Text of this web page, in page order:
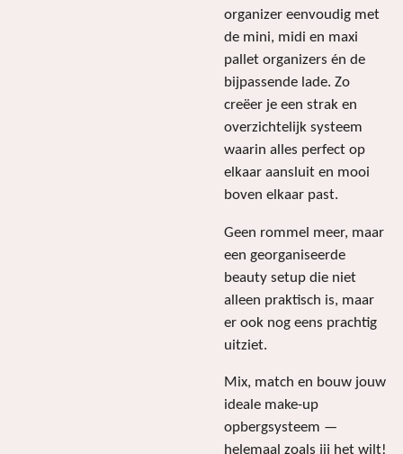
organizer eenvoudig met
de mini, midi en maxi
pallet organizers én de
bijpassende lade. Zo
creëer je een strak en
overzichtelijk systeem
waarin alles perfect op
elkaar aansluit en mooi
boven elkaar past.
Geen rommel meer, maar
een georganiseerde
beauty setup die niet
alleen praktisch is, maar
er ook nog eens prachtig
uitziet.
Mix, match en bouw jouw
ideale make-up
opbergsysteem —
helemaal zoals jij het wilt!